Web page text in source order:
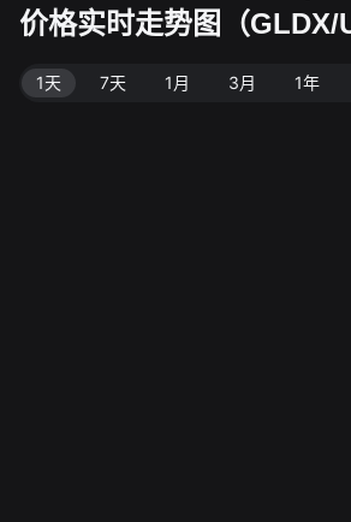
价格实时走势图（GLDX/
1天 7天 1月 3月 1年